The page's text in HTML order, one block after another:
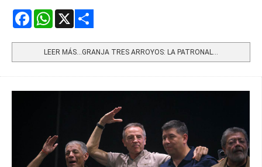
FacebookWhatsApp
LEER MÁS…GRANJA TRES ARROYOS: LA PATRONAL...